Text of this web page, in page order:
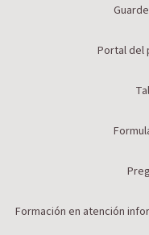
Portal del
Formación en atención